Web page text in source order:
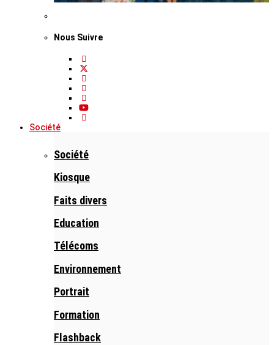
Nous Suivre
Société
Société
Kiosque
Faits divers
Education
Télécoms
Environnement
Portrait
Formation
Flashback